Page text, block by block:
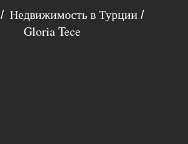
/ Недвижимость в Турции /
Gloria Tece